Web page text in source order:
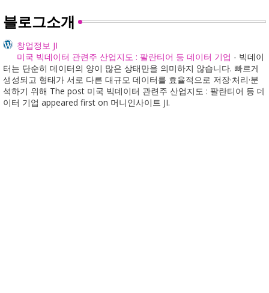
블로그소개
창업정보 JI
미국 빅데이터 관련주 산업지도 : 팔란티어 등 데이터 기업 - 빅데이
터는 단순히 데이터의 양이 많은 상태만을 의미하지 않습니다. 빠르게
생성되고 형태가 서로 다른 대규모 데이터를 효율적으로 저장·처리·분
석하기 위해 The post 미국 빅데이터 관련주 산업지도 : 팔란티어 등 데
이터 기업 appeared first on 머니인사이트 JI.